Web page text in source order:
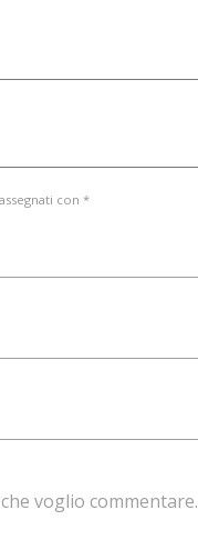
con *
voglio commentare.